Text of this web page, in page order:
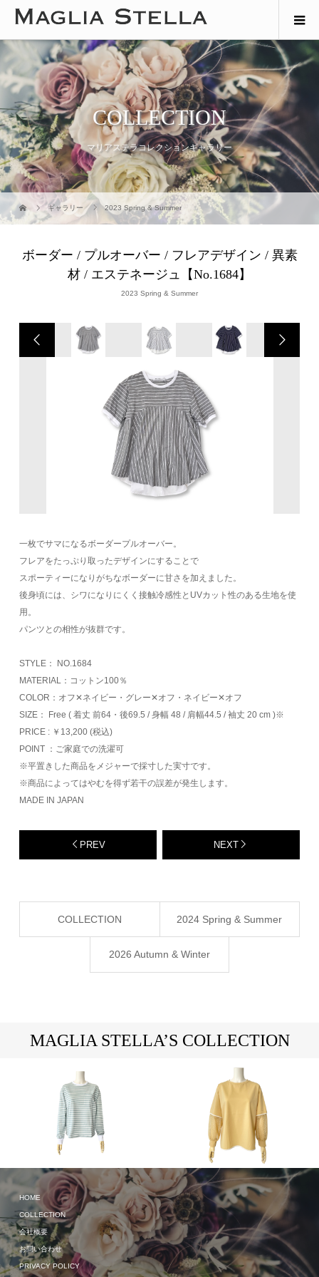
COLLECTION
マリアステラコレクションギャラリー
ギャラリー 2023 Spring & Summer
ボーダー / プルオーバー / フレアデザイン / 異素
材 / エステネージュ【No.1684】
2023 Spring & Summer
一枚でサマになるボーダープルオーバー。
フレアをたっぷり取ったデザインにすることで
スポーティーになりがちなボーダーに甘さを加えました。
後身頃には、シワになりにくく接触冷感性とUVカット性のある生地を使
用。
パンツとの相性が抜群です。
STYLE： NO.1684
MATERIAL：コットン100％
COLOR：オフ✕ネイビー・グレー✕オフ・ネイビー✕オフ
SIZE： Free ( 着丈 前64・後69.5 / 身幅 48 / 肩幅44.5 / 袖丈 20 cm )※
PRICE : ￥13,200 (税込)
POINT ：ご家庭での洗濯可
※平置きした商品をメジャーで採寸した実寸です。
※商品によってはやむを得ず若干の誤差が発生します。
MADE IN JAPAN
PREV NEXT
COLLECTION 2024 Spring & Summer
2026 Autumn & Winter
MAGLIA STELLA’S COLLECTION
2024 Spring & Summer 2024 Spring & Summer
HOME
COLLECTION
会社概要
お問い合わせ
PRIVACY POLICY